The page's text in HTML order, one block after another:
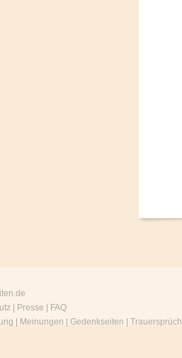
Presse
FAQ
Meinungen Gedenkseiten